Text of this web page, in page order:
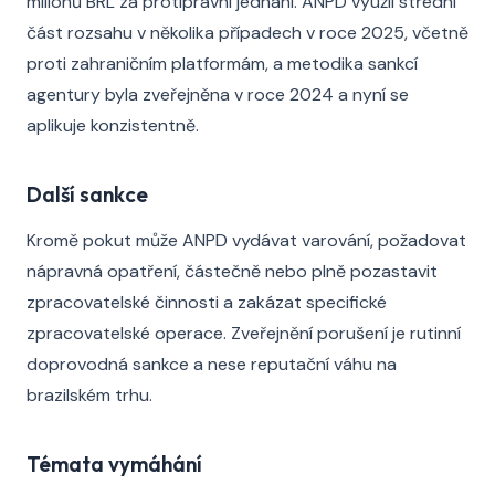
část rozsahu v několika případech v roce 2025, včetně
proti zahraničním platformám, a metodika sankcí
agentury byla zveřejněna v roce 2024 a nyní se
aplikuje konzistentně.
Další sankce
Kromě pokut může ANPD vydávat varování, požadovat
nápravná opatření, částečně nebo plně pozastavit
zpracovatelské činnosti a zakázat specifické
zpracovatelské operace. Zveřejnění porušení je rutinní
doprovodná sankce a nese reputační váhu na
brazilském trhu.
Témata vymáhání